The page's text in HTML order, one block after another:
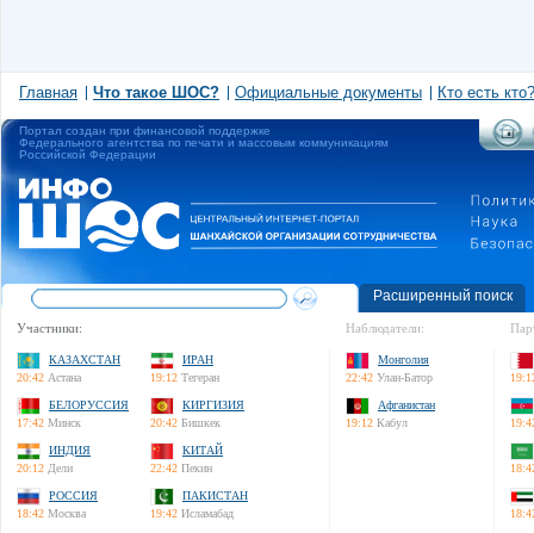
Главная Что такое ШОС? Официальные документы Кто есть кто?
Портал создан при финансовой поддержке
Федерального агентства по печати и массовым коммуникациям
Российской Федерации
Расширенный поиск
Участники:
КАЗАХСТАН
20:42 Астана
ИРАН
19:12 Тегеран
БЕЛОРУССИЯ
17:42 Минск
КИРГИЗИЯ
20:42 Бишкек
ИНДИЯ
20:12 Дели
КИТАЙ
22:42 Пекин
РОССИЯ
18:42 Москва
ПАКИСТАН
19:42 Исламабад
Наблюдатели:
Монголия
22:42 Улан-Батор
Афганистан
19:12 Кабул